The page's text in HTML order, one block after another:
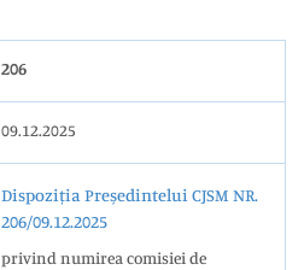
206
09.12.2025
Dispoziția Președintelui CJSM NR.
206/09.12.2025
privind numirea comisiei de